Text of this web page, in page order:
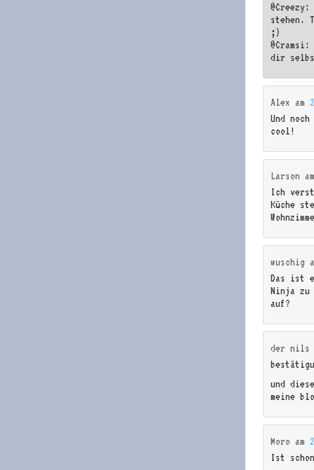
stehen.
;)
dir
Alex am
Und
cool!
Larson
Ich
Küche
wuschig
Das ist
Ninja zu
auf?
der nils
und
meine
Moro am
Ist